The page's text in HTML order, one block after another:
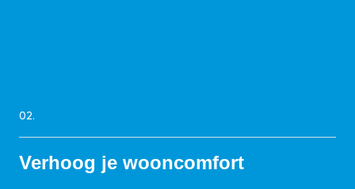
02.
Verhoog je wooncomfort